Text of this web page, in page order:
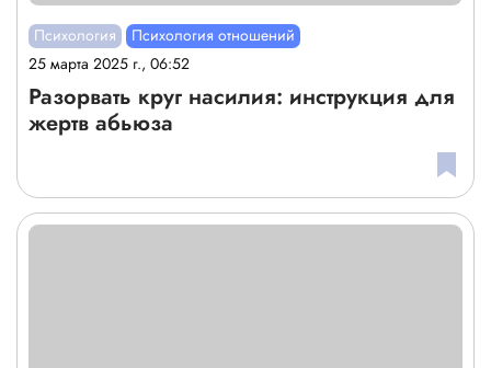
Психология
Психология отношений
25 марта 2025 г., 06:52
Разорвать круг насилия: инструкция для
жертв абьюза